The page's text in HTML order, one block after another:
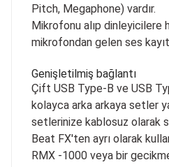
Pitch, Megaphone) vardır.
Mikrofonu alıp dinleyicilere
mikrofondan gelen ses
Genişletilmiş bağlantı
Çift USB Type-B ve USB
kolayca arka arkaya setler
setlerinize kablosuz olarak
Beat FX'ten ayrı olarak
RMX -1000 veya bir